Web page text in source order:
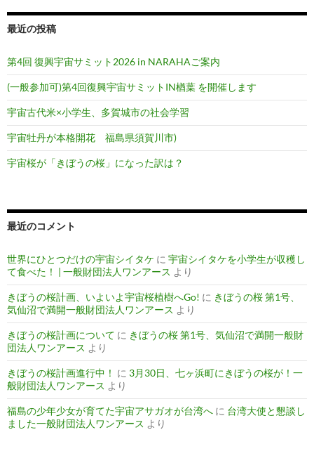
最近の投稿
第4回 復興宇宙サミット2026 in NARAHAご案内
(一般参加可)第4回復興宇宙サミットIN楢葉 を開催します
宇宙古代米×小学生、多賀城市の社会学習
宇宙牡丹が本格開花 福島県須賀川市)
宇宙桜が「きぼうの桜」になった訳は？
最近のコメント
世界にひとつだけの宇宙シイタケ に 宇宙シイタケを小学生が収穫し
て食べた！ | 一般財団法人ワンアース より
きぼうの桜計画、いよいよ宇宙桜植樹へGo! に きぼうの桜 第1号、
気仙沼で満開一般財団法人ワンアース より
きぼうの桜計画について に きぼうの桜 第1号、気仙沼で満開一般財
団法人ワンアース より
きぼうの桜計画進行中！ に 3月30日、七ヶ浜町にきぼうの桜が！一
般財団法人ワンアース より
福島の少年少女が育てた宇宙アサガオが台湾へ に 台湾大使と懇談し
ました一般財団法人ワンアース より